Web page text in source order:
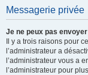
Messagerie privée
Je ne peux pas
Il y a trois raisons pour
l’administrateur a
l’administrateur vous a
l’administrateur pour